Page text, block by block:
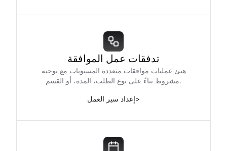
تدفقات عمل الموافقة
هيئ عمليات موافقات متعددة المستويات مع توجيه
مشروط بناءً على نوع الطلب، المدة، أو القسم.
إعداد سير العمل>